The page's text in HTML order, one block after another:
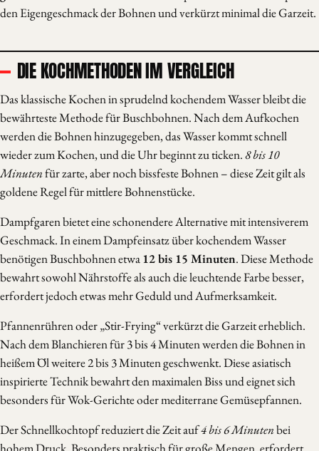
den Eigengeschmack der Bohnen und verkürzt minimal die Garzeit.
DIE KOCHMETHODEN IM VERGLEICH
Das klassische Kochen in sprudelnd kochendem Wasser bleibt die
bewährteste Methode für Buschbohnen. Nach dem Aufkochen
werden die Bohnen hinzugegeben, das Wasser kommt schnell
wieder zum Kochen, und die Uhr beginnt zu ticken.8 bis 10
Minutenfür zarte, aber noch bissfeste Bohnen – diese Zeit gilt als
goldene Regel für mittlere Bohnenstücke.
Dampfgaren bietet eine schonendere Alternative mit intensiverem
Geschmack. In einem Dampfeinsatz über kochendem Wasser
benötigen Buschbohnen etwa12 bis 15 Minuten. Diese Methode
bewahrt sowohl Nährstoffe als auch die leuchtende Farbe besser,
erfordert jedoch etwas mehr Geduld und Aufmerksamkeit.
Pfannenrühren oder „Stir-Frying“ verkürzt die Garzeit erheblich.
Nach dem Blanchieren für 3 bis 4 Minuten werden die Bohnen in
heißem Öl weitere 2 bis 3 Minuten geschwenkt. Diese asiatisch
inspirierte Technik bewahrt den maximalen Biss und eignet sich
besonders für Wok-Gerichte oder mediterrane Gemüsepfannen.
Der Schnellkochtopf reduziert die Zeit auf4 bis 6 Minutenbei